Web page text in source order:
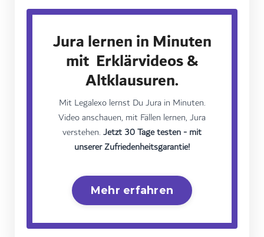
Jura lernen in Minuten
mit Erklärvideos &
Altklausuren.
Mit Legalexo lernst Du Jura in Minuten.
Video anschauen, mit Fällen lernen, Jura
verstehen. Jetzt 30 Tage testen - mit
unserer Zufriedenheitsgarantie!
Mehr erfahren